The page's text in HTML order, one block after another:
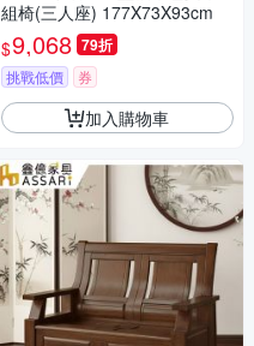
組椅(三人座) 177X73X93cm
$9,068 79折
挑戰低價 券
加入購物車